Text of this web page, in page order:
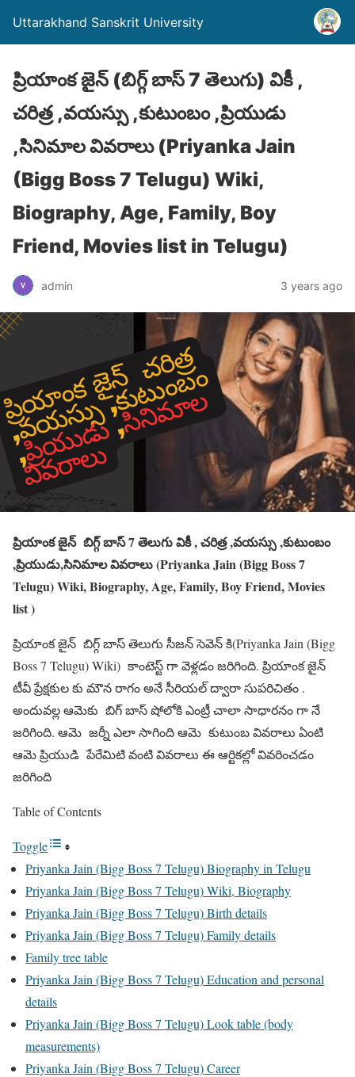
Uttarakhand Sanskrit University
ప్రియాంక జైన్ (బిగ్గ్ బాస్ 7 తెలుగు) వికీ ,
చరిత్ర ,వయస్సు ,కుటుంబం ,ప్రియుడు
,సినిమాల వివరాలు (Priyanka Jain
(Bigg Boss 7 Telugu) Wiki,
Biography, Age, Family, Boy
Friend, Movies list in Telugu)
admin 3 years ago
ప్రియాంక జైన్ బిగ్గ్ బాస్ 7 తెలుగు వికీ , చరిత్ర ,వయస్సు ,కుటుంబం
,ప్రియుడు,సినిమాల వివరాలు (Priyanka Jain (Bigg Boss 7
Telugu) Wiki, Biography, Age, Family, Boy Friend, Movies
list )
ప్రియాంక జైన్ బిగ్గ్ బాస్ తెలుగు సీజన్ సెవెన్ కి(Priyanka Jain (Bigg
Boss 7 Telugu) Wiki) కాంటెస్ట్ గా వెళ్లడం జరిగింది. ప్రియాంక జైన్
టీవీ ప్రేక్షకుల కు మౌన రాగం అనే సీరియల్ ద్వారా సుపరిచితం .
అందువల్ల ఆమెకు బిగ్ బాస్ షోలోకి ఎంట్రీ చాలా సాధారనం గా నే
జరిగింది. ఆమె జర్నీ ఎలా సాగింది ఆమె కుటుంబ వివరాలు ఏంటి
ఆమె ప్రియుడి పేరేమిటి వంటి వివరాలు ఈ ఆర్టికల్లో వివరించడం
జరిగింది
Table of Contents
Toggle
Priyanka Jain (Bigg Boss 7 Telugu) Biography in Telugu
Priyanka Jain (Bigg Boss 7 Telugu) Wiki, Biography
Priyanka Jain (Bigg Boss 7 Telugu) Birth details
Priyanka Jain (Bigg Boss 7 Telugu) Family details
Family tree table
Priyanka Jain (Bigg Boss 7 Telugu) Education and personal
details
Priyanka Jain (Bigg Boss 7 Telugu) Look table (body
measurements)
Priyanka Jain (Bigg Boss 7 Telugu) Career